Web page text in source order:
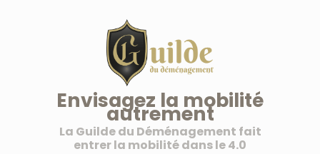
Envisagez la mobilité
autrement
La Guilde du Déménagement fait
entrer la mobilité dans le 4.0
La Guilde du Déménagement
Une nouvelle vision de la mobilité
ACCUEIL
À PROPOS
NOS SERVICES